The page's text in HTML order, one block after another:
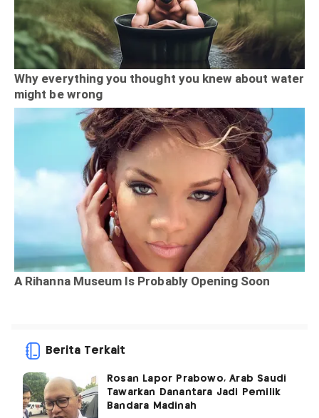
Berita Terkait
Rosan Lapor Prabowo, Arab Saudi
Tawarkan Danantara Jadi Pemilik
Bandara Madinah